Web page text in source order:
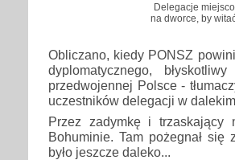
Delegacje
na dworce, by
Obliczano, kiedy PONSZ
dyplomatycznego,
przedwojennej Polsce -
uczestników delegacji w
Przez zadymkę i trzaskający
Bohuminie. Tam pożegnał
było jeszcze daleko...